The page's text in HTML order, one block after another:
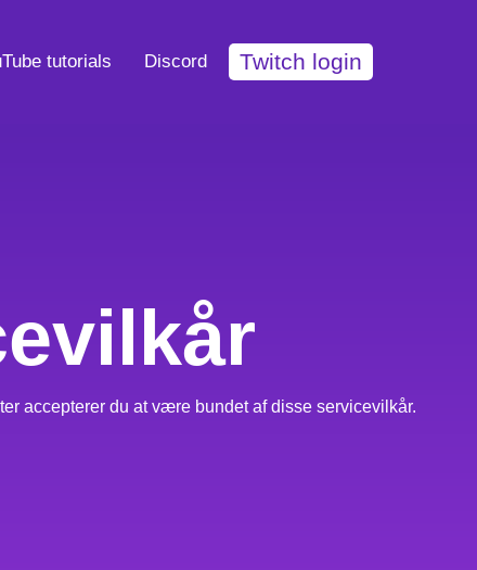
tutorials Discord Twitch login
accepterer du at være bundet af disse servicevilkår.